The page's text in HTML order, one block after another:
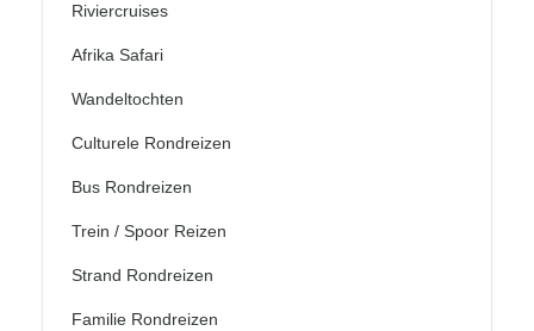
Riviercruises
Afrika Safari
Wandeltochten
Culturele Rondreizen
Bus Rondreizen
Trein / Spoor Reizen
Strand Rondreizen
Familie Rondreizen